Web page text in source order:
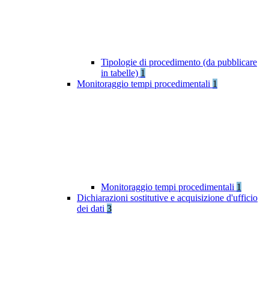
Tipologie di procedimento (da pubblicare
in tabelle) 1
Monitoraggio tempi procedimentali 1
Monitoraggio tempi procedimentali 1
Dichiarazioni sostitutive e acquisizione d'ufficio
dei dati 3